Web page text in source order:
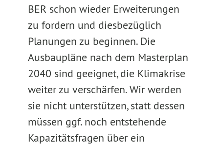
BER schon wieder Erweiterungen
zu fordern und diesbezüglich
Planungen zu beginnen. Die
Ausbaupläne nach dem Masterplan
2040 sind geeignet, die Klimakrise
weiter zu verschärfen. Wir werden
sie nicht unterstützen, statt dessen
müssen ggf. noch entstehende
Kapazitätsfragen über ein